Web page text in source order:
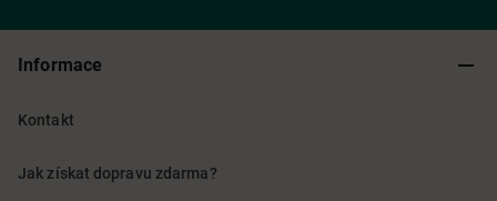
Informace
Kontakt
Jak získat dopravu zdarma?